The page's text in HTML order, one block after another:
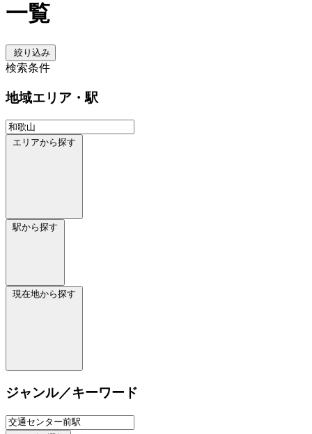
一覧
絞り込み
検索条件
地域エリア・駅
エリアから探す
駅から探す
現在地から探す
ジャンル／キーワード